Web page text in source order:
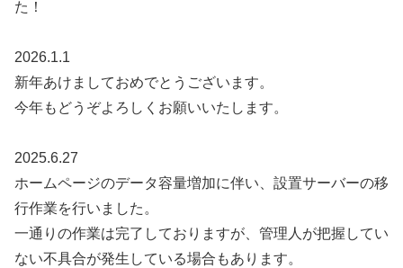
た！
2026.1.1
新年あけましておめでとうございます。
今年もどうぞよろしくお願いいたします。
2025.6.27
ホームページのデータ容量増加に伴い、設置サーバーの移
行作業を行いました。
一通りの作業は完了しておりますが、管理人が把握してい
ない不具合が発生している場合もあります。